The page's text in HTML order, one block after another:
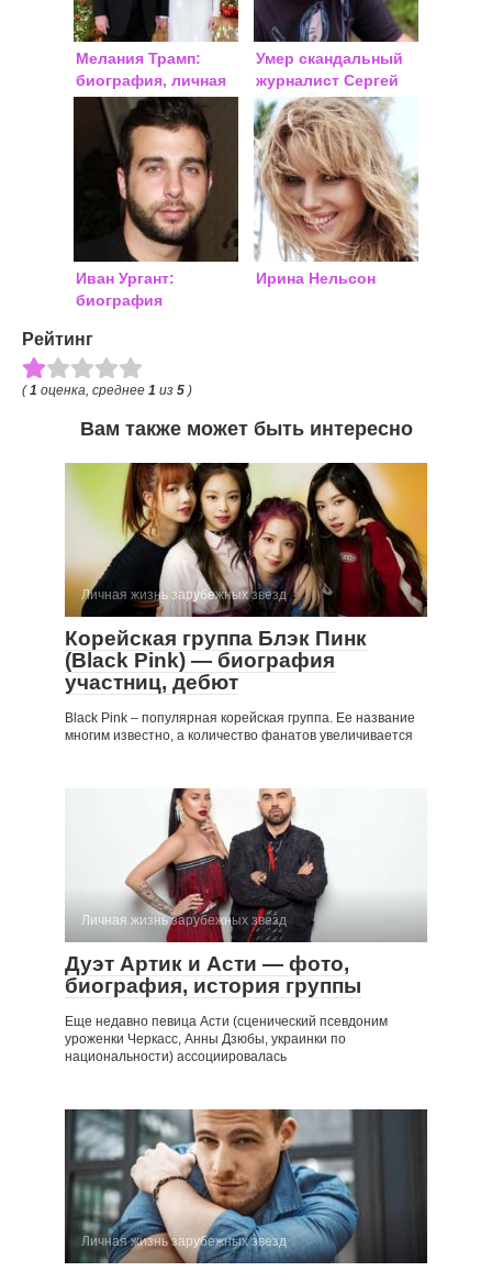
Мелания Трамп:
биография, личная
жизнь
Умер скандальный
журналист Сергей
Доренко: причина
смерти, биография
Иван Ургант:
биография
Ирина Нельсон
Рейтинг
(1 оценка, среднее 1 из 5 )
Вам также может быть интересно
Личная жизнь зарубежных звезд
Корейская группа Блэк Пинк
(Black Pink) — биография
участниц, дебют
Black Pink – популярная корейская группа. Ее название
многим известно, а количество фанатов увеличивается
Личная жизнь зарубежных звезд
Дуэт Артик и Асти — фото,
биография, история группы
Еще недавно певица Асти (сценический псевдоним
уроженки Черкасс, Анны Дзюбы, украинки по
национальности) ассоциировалась
Личная жизнь зарубежных звезд